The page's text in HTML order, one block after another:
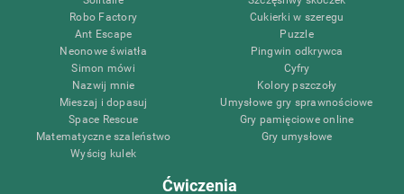
Robo Factory
Ant Escape
Neonowe światła
Simon mówi
Nazwij mnie
Mieszaj i dopasuj
Space Rescue
Matematyczne szaleństwo
Wyścig kulek
Cukierki w szeregu
Puzzle
Pingwin odkrywca
Cyfry
Kolory pszczoły
Umysłowe gry sprawnościowe
Gry pamięciowe online
Gry umysłowe
Ćwiczenia